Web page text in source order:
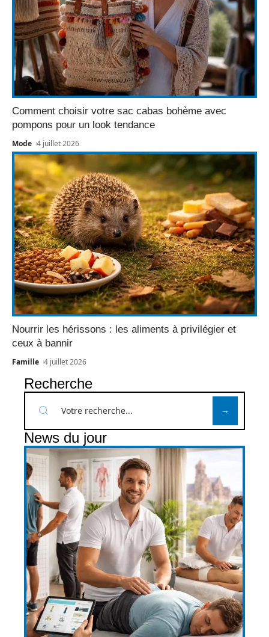
Comment choisir votre sac cabas bohème avec
pompons pour un look tendance
Mode 4 juillet 2026
Nourrir les hérissons : les aliments à privilégier et
ceux à bannir
Famille 4 juillet 2026
Recherche
News du jour